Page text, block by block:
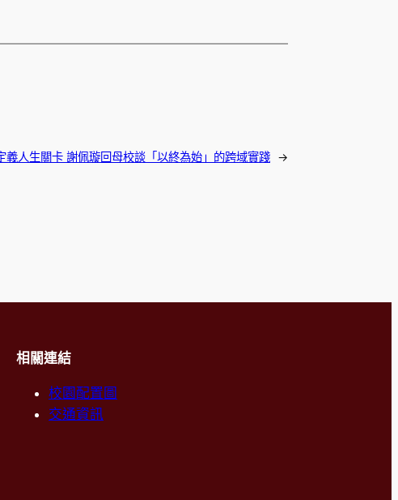
義人生關卡 謝佩璇回母校談「以終為始」的跨域實踐 →
相關連結
校園配置圖
交通資訊